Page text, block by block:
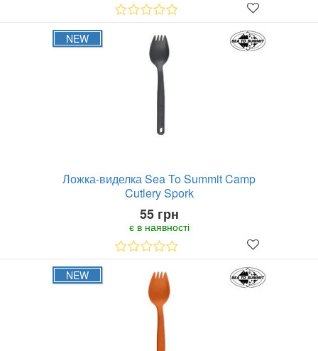
NEW
Ложка-виделка Sea To Summit Camp
Cutlery Spork
55 грн
є в наявності
NEW